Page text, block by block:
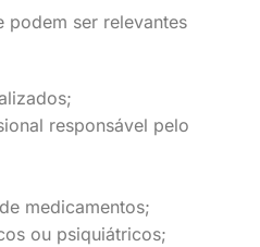
podem ser relevantes
responsável pelo
medicamentos;
ou psiquiátricos;